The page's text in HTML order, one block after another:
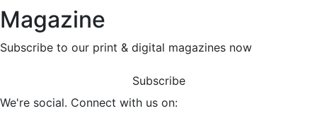
Magazine
Subscribe to our print & digital magazines now
Subscribe
We're social. Connect with us on: